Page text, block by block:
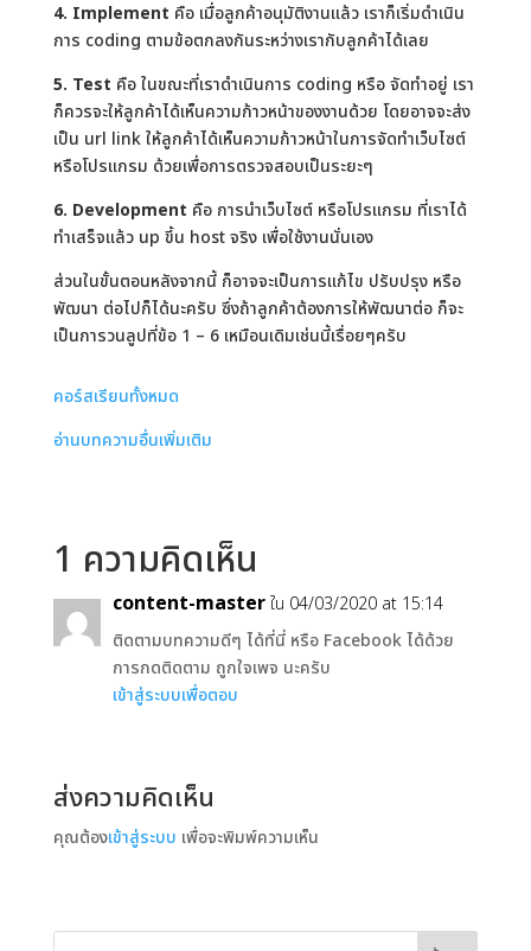
4. Implement คือ เมื่อลูกค้าอนุมัติงานแล้ว เราก็เริ่มดำเนิน
การ coding ตามข้อตกลงกันระหว่างเรากับลูกค้าได้เลย
5. Test คือ ในขณะที่เราดำเนินการ coding หรือ จัดทำอยู่ เรา
ก็ควรจะให้ลูกค้าได้เห็นความก้าวหน้าของงานด้วย โดยอาจจะส่ง
เป็น url link ให้ลูกค้าได้เห็นความก้าวหน้าในการจัดทำเว็บไซต์
หรือโปรแกรม ด้วยเพื่อการตรวจสอบเป็นระยะๆ
6. Development คือ การนำเว็บไซต์ หรือโปรแกรม ที่เราได้
ทำเสร็จแล้ว up ขึ้น host จริง เพื่อใช้งานนั่นเอง
ส่วนในขั้นตอนหลังจากนี้ ก็อาจจะเป็นการแก้ไข ปรับปรุง หรือ
พัฒนา ต่อไปก็ได้นะครับ ซึ่งถ้าลูกค้าต้องการให้พัฒนาต่อ ก็จะ
เป็นการวนลูปที่ข้อ 1 – 6 เหมือนเดิมเช่นนี้เรื่อยๆครับ
คอร์สเรียนทั้งหมด
อ่านบทความอื่นเพิ่มเติม
1 ความคิดเห็น
content-master ใน 04/03/2020 at 15:14
ติดตามบทความดีๆ ได้ที่นี่ หรือ Facebook ได้ด้วย
การกดติดตาม ถูกใจเพจ นะครับ
เข้าสู่ระบบเพื่อตอบ
ส่งความคิดเห็น
คุณต้องเข้าสู่ระบบ เพื่อจะพิมพ์ความเห็น